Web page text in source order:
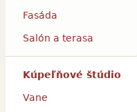
Fasáda
Salón a terasa
Kúpeľňové štúdio
Vane